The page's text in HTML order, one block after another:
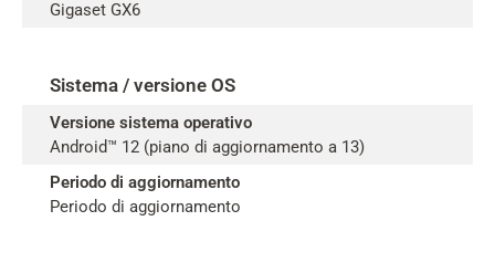
Gigaset GX6
Sistema / versione OS
Versione sistema operativo
Android™ 12 (piano di aggiornamento a 13)
Periodo di aggiornamento
Periodo di aggiornamento